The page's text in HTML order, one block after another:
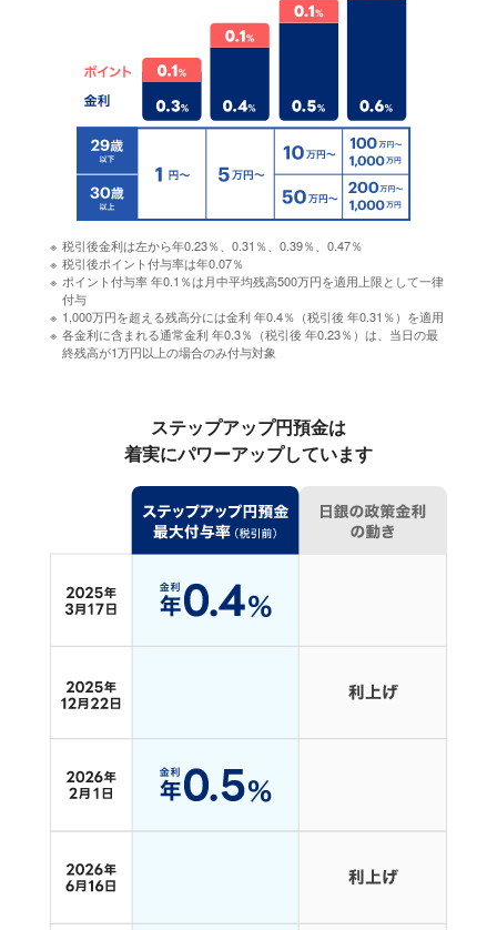
※ 税引後金利は左から年0.23％、0.31％、0.39％、0.47％
※ 税引後ポイント付与率は年0.07％
※ ポイント付与率 年0.1％は月中平均残高500万円を適用上限として一律
付与
※ 1,000万円を超える残高分には金利 年0.4％（税引後 年0.31％）を適用
※ 各金利に含まれる通常金利 年0.3％（税引後 年0.23％）は、当日の最
終残高が1万円以上の場合のみ付与対象
ステップアップ円預金は
着実にパワーアップしています